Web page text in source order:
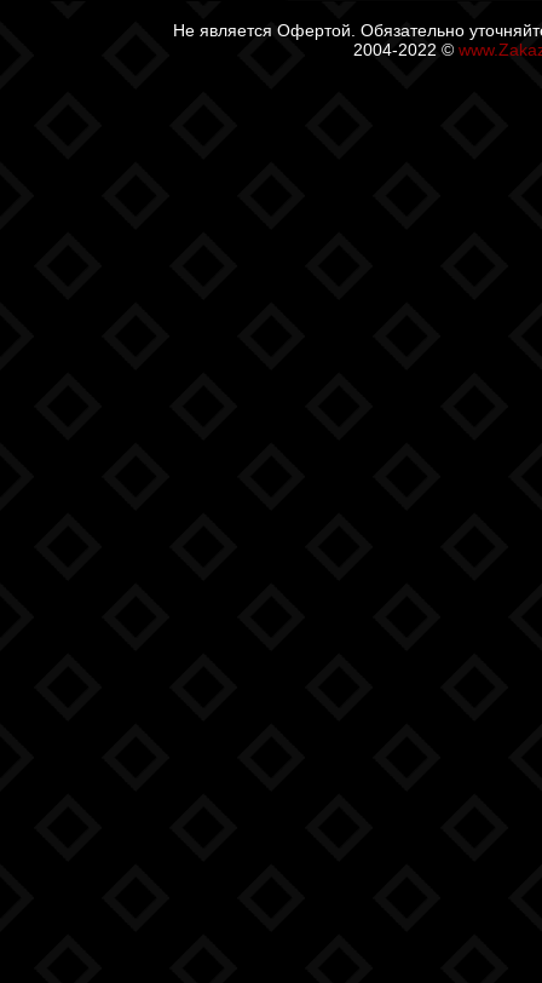
Не является Офертой. Обязательно
2004-2022 ©